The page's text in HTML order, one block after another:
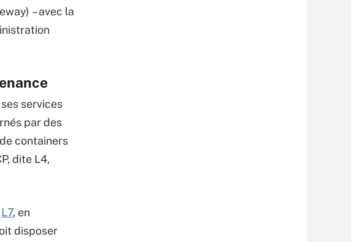
– avec la
services
par des
containers
dite L4,
L7, en
disposer